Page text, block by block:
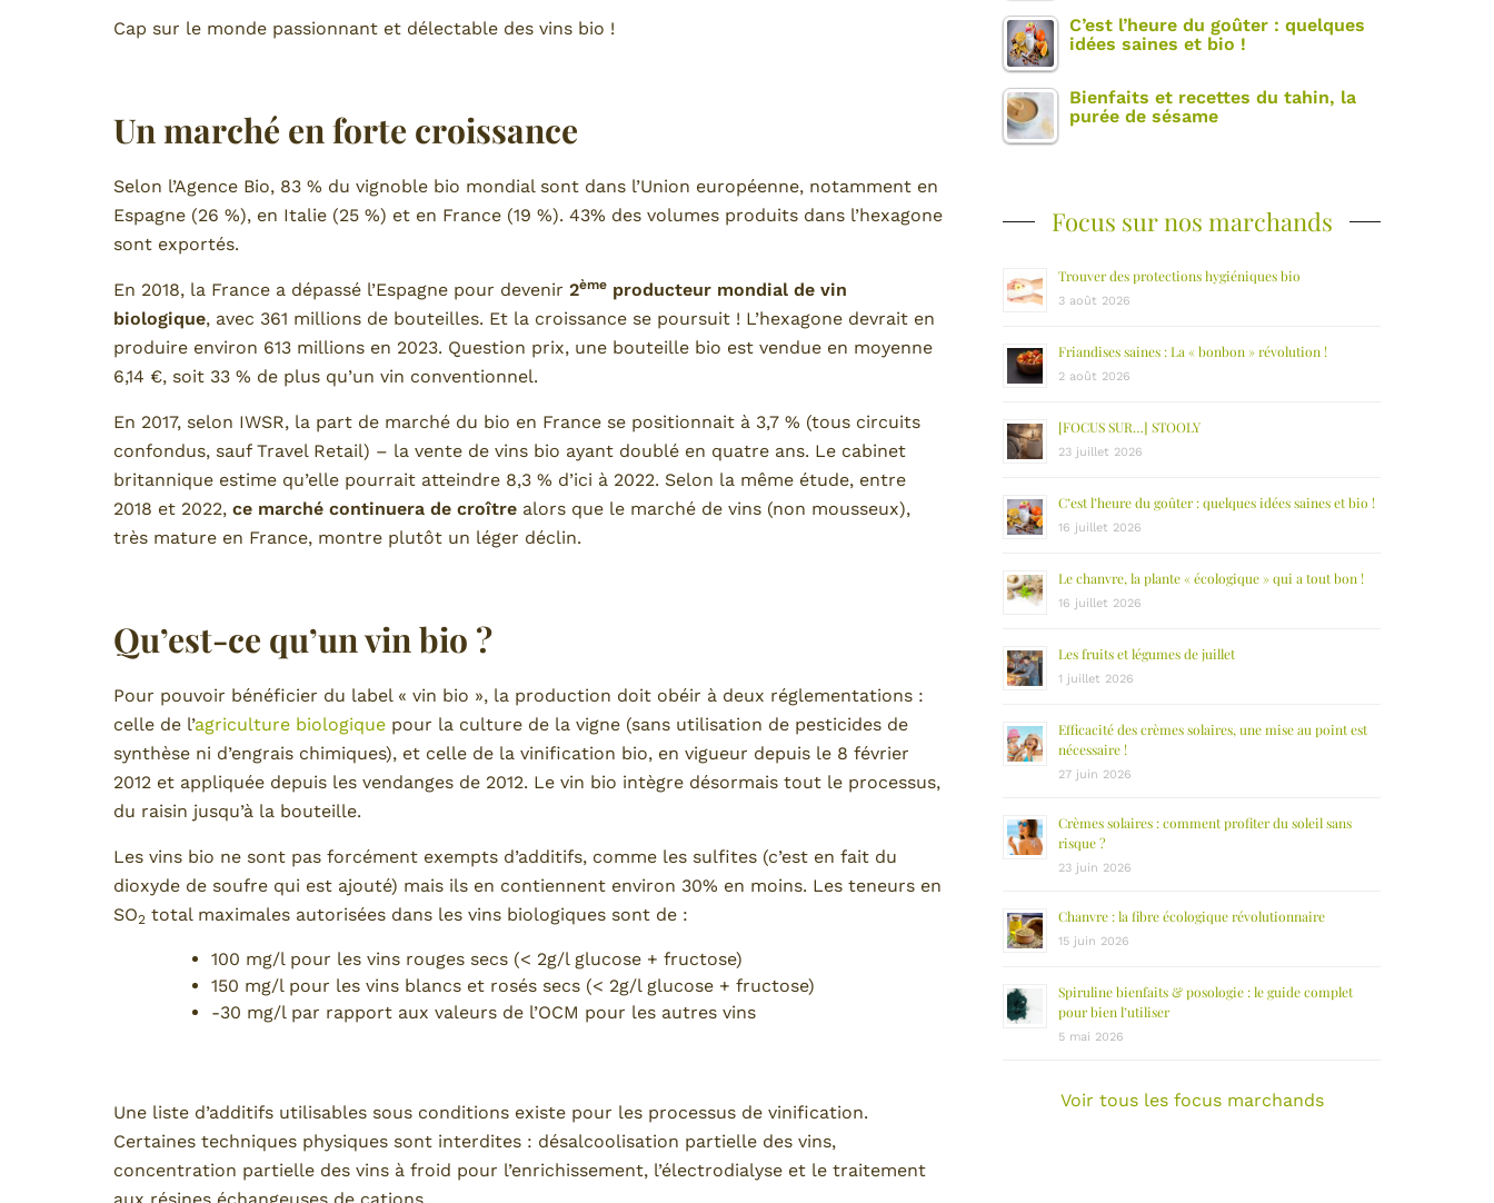
Cap sur le monde passionnant et délectable des vins bio !
Un marché en forte croissance
Selon l’Agence Bio, 83 % du vignoble bio mondial sont dans l’Union européenne, notamment en
Espagne (26 %), en Italie (25 %) et en France (19 %). 43% des volumes produits dans l’hexagone
sont exportés.
En 2018, la France a dépassé l’Espagne pour devenir 2ème producteur mondial de vin
biologique, avec 361 millions de bouteilles. Et la croissance se poursuit ! L’hexagone devrait en
produire environ 613 millions en 2023. Question prix, une bouteille bio est vendue en moyenne
6,14 €, soit 33 % de plus qu’un vin conventionnel.
En 2017, selon IWSR, la part de marché du bio en France se positionnait à 3,7 % (tous circuits
confondus, sauf Travel Retail) – la vente de vins bio ayant doublé en quatre ans. Le cabinet
britannique estime qu’elle pourrait atteindre 8,3 % d’ici à 2022. Selon la même étude, entre
2018 et 2022, ce marché continuera de croître alors que le marché de vins (non mousseux),
très mature en France, montre plutôt un léger déclin.
Qu’est-ce qu’un vin bio ?
Pour pouvoir bénéficier du label « vin bio », la production doit obéir à deux réglementations :
celle de l’agriculture biologique pour la culture de la vigne (sans utilisation de pesticides de
synthèse ni d’engrais chimiques), et celle de la vinification bio, en vigueur depuis le 8 février
2012 et appliquée depuis les vendanges de 2012. Le vin bio intègre désormais tout le processus,
du raisin jusqu’à la bouteille.
Les vins bio ne sont pas forcément exempts d’additifs, comme les sulfites (c’est en fait du
dioxyde de soufre qui est ajouté) mais ils en contiennent environ 30% en moins. Les teneurs en
SO2 total maximales autorisées dans les vins biologiques sont de :
100 mg/l pour les vins rouges secs (< 2g/l glucose + fructose)
150 mg/l pour les vins blancs et rosés secs (< 2g/l glucose + fructose)
-30 mg/l par rapport aux valeurs de l’OCM pour les autres vins
Une liste d’additifs utilisables sous conditions existe pour les processus de vinification.
Certaines techniques physiques sont interdites : désalcoolisation partielle des vins,
concentration partielle des vins à froid pour l’enrichissement, l’électrodialyse et le traitement
C’est l’heure du goûter : quelques
idées saines et bio !
Bienfaits et recettes du tahin, la
purée de sésame
Focus sur nos marchands
Trouver des protections hygiéniques bio
3 août 2026
Friandises saines : La « bonbon » révolution !
2 août 2026
[FOCUS SUR…] STOOLY
23 juillet 2026
C’est l’heure du goûter : quelques idées saines et bio !
16 juillet 2026
Le chanvre, la plante « écologique » qui a tout bon !
16 juillet 2026
Les fruits et légumes de juillet
1 juillet 2026
Efficacité des crèmes solaires, une mise au point est
nécessaire !
27 juin 2026
Crèmes solaires : comment profiter du soleil sans
risque ?
23 juin 2026
Chanvre : la fibre écologique révolutionnaire
15 juin 2026
Spiruline bienfaits & posologie : le guide complet
pour bien l’utiliser
5 mai 2026
Voir tous les focus marchands